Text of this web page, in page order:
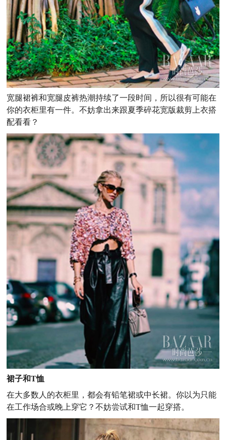
宽腿裙裤和宽腿皮裤热潮持续了一段时间，所以很有可能在
你的衣柜里有一件。不妨拿出来跟夏季碎花宽版裁剪上衣搭
配看看？
裙子和T恤
在大多数人的衣柜里，都会有铅笔裙或中长裙。你以为只能
在工作场合或晚上穿它？不妨尝试和T恤一起穿搭。